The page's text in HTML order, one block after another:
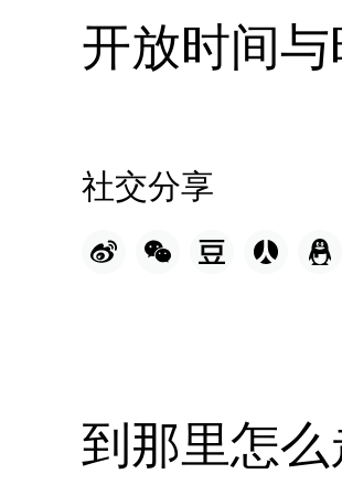
开放时间
社交分享
到那里怎么